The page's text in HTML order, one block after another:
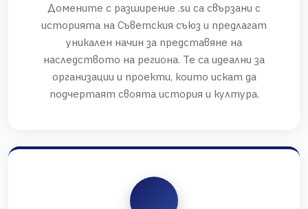
Домените с разширение .su са свързани с
историята на Съветския съюз и предлагат
уникален начин за представяне на
наследството на региона. Те са идеални за
организации и проекти, които искат да
подчертаят своята история и култура.